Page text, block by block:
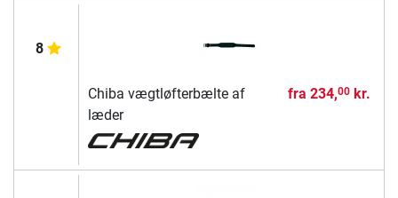
8
Chiba vægtløfterbælte af
læder
fra 234,00kr.